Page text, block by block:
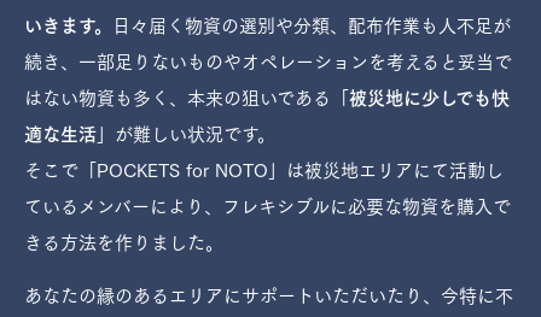
いきます。
日々届く物資の選別や分類、配布作業も人不足が
続き、一部足りないものやオペレーションを考えると妥当で
はない物資も多く、本来の狙いである「 被災地に少しでも快
適な生活 」が難しい状況です。
そこで「POCKETS for NOTO」は被災地エリアにて活動し
ているメンバーにより、フレキシブルに必要な物資を購入で
きる方法を作りました。
あなたの縁のあるエリアにサポートいただいたり、今特に不